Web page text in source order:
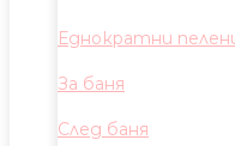
Еднократни
За баня
След баня